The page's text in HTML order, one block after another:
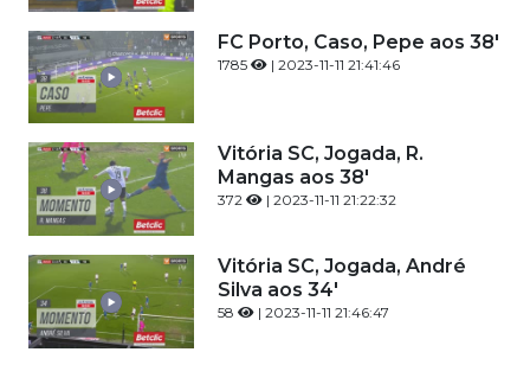
FC Porto, Caso, Pepe aos 38'
1785 | 2023-11-11 21:41:46
Vitória SC, Jogada, R.
Mangas aos 38'
372 | 2023-11-11 21:22:32
Vitória SC, Jogada, André
Silva aos 34'
58 | 2023-11-11 21:46:47